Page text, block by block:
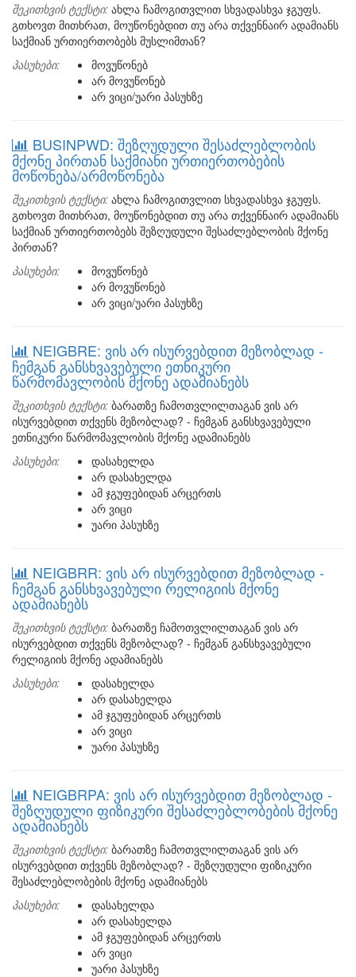
შეკითხვის ტექსტი: ახლა ჩამოგითვლით სხვადასხვა ჯგუფს.
გთხოვთ მითხრათ, მოუწონებდით თუ არა თქვენნაირ ადამიანს
საქმიან ურთიერთობებს მუსლიმთან?
პასუხები:
მოვუწონებ
არ მოვუწონებ
არ ვიცი/უარი პასუხზე
BUSINPWD: შეზღუდული შესაძლებლობის
მქონე პირთან საქმიანი ურთიერთობების
მოწონება/არმოწონება
შეკითხვის ტექსტი: ახლა ჩამოგითვლით სხვადასხვა ჯგუფს.
გთხოვთ მითხრათ, მოუწონებდით თუ არა თქვენნაირ ადამიანს
საქმიან ურთიერთობებს შეზღუდული შესაძლებლობის მქონე
პირთან?
პასუხები:
მოვუწონებ
არ მოვუწონებ
არ ვიცი/უარი პასუხზე
NEIGBRE: ვის არ ისურვებდით მეზობლად -
ჩემგან განსხვავებული ეთნიკური
წარმომავლობის მქონე ადამიანებს
შეკითხვის ტექსტი: ბარათზე ჩამოთვლილთაგან ვის არ
ისურვებდით თქვენს მეზობლად? - ჩემგან განსხვავებული
ეთნიკური წარმომავლობის მქონე ადამიანებს
პასუხები:
დასახელდა
არ დასახელდა
ამ ჯგუფებიდან არცერთს
არ ვიცი
უარი პასუხზე
NEIGBRR: ვის არ ისურვებდით მეზობლად -
ჩემგან განსხვავებული რელიგიის მქონე
ადამიანებს
შეკითხვის ტექსტი: ბარათზე ჩამოთვლილთაგან ვის არ
ისურვებდით თქვენს მეზობლად? - ჩემგან განსხვავებული
რელიგიის მქონე ადამიანებს
პასუხები:
დასახელდა
არ დასახელდა
ამ ჯგუფებიდან არცერთს
არ ვიცი
უარი პასუხზე
NEIGBRPA: ვის არ ისურვებდით მეზობლად -
შეზღუდული ფიზიკური შესაძლებლობების მქონე
ადამიანებს
შეკითხვის ტექსტი: ბარათზე ჩამოთვლილთაგან ვის არ
ისურვებდით თქვენს მეზობლად? - შეზღუდული ფიზიკური
შესაძლებლობების მქონე ადამიანებს
პასუხები:
დასახელდა
არ დასახელდა
ამ ჯგუფებიდან არცერთს
არ ვიცი
უარი პასუხზე